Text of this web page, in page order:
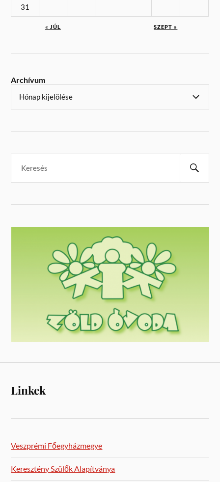
31
« JÚL SZEPT »
Archívum
Linkek
Veszprémi Főegyházmegye
Keresztény Szülők Alapítványa